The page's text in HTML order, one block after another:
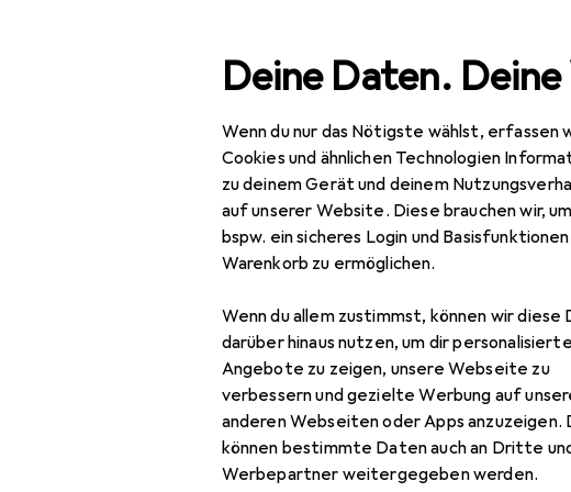
Deine Daten. Deine
Wenn du nur das Nötigste wählst, erfassen
Cookies und ähnlichen Technologien
zu deinem Gerät und deinem
auf unserer Website. Diese brauchen wir,
bspw. ein sicheres Login und
Warenkorb zu ermöglichen.
Wenn du allem zustimmst, können wir diese
darüber hinaus nutzen, um dir personalisierte
Angebote zu zeigen, unsere Webseite zu
verbessern und gezielte Werbung auf
anderen Webseiten oder Apps anzuzeigen.
können bestimmte Daten auch an Dritte
Werbepartner weitergegeben werden.
Navigation nach Kategorien
IT + Multimedia Smartphones + Tablets